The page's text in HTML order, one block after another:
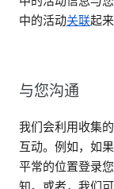
中的活动关联起来
与您沟通
我们会利用收集
互动。例如，如
平常的位置登录